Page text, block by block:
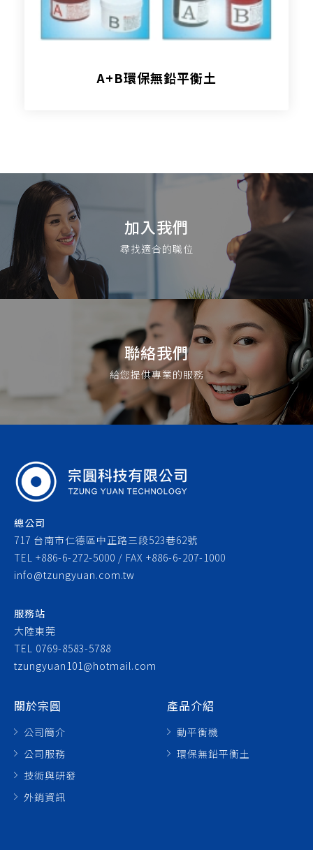
A+B環保無鉛平衡土
加入我們
尋找適合的職位
聯絡我們
給您提供專業的服務
總公司
717 台南市仁德區中正路三段523巷62號
TEL +886-6-272-5000 / FAX +886-6-207-1000
info@tzungyuan.com.tw
服務站
大陸東莞
TEL 0769-8583-5788
tzungyuan101@hotmail.com
關於宗圓
公司簡介
公司服務
技術與研發
外銷資訊
產品介紹
動平衡機
環保無鉛平衡土